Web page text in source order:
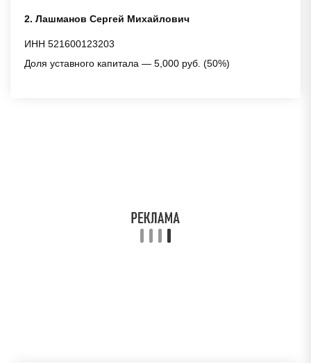
2. Лашманов Сергей Михайлович
ИНН 521600123203
Доля уставного капитала — 5,000 руб. (50%)